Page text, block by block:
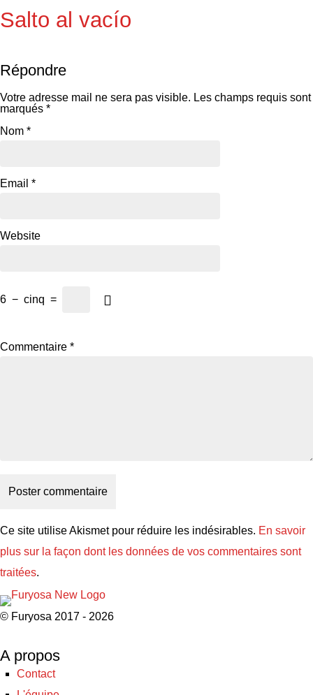
Salto al vacío
Répondre
Votre adresse mail ne sera pas visible. Les champs requis sont
marqués *
Nom *
Email *
Website
6 − cinq =
Commentaire *
Ce site utilise Akismet pour réduire les indésirables. En savoir
plus sur la façon dont les données de vos commentaires sont
traitées.
© Furyosa 2017 - 2026
A propos
Contact